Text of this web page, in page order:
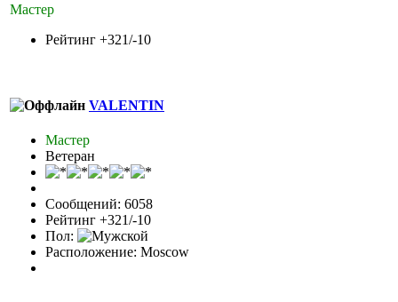
Мастер
Рейтинг +321/-10
VALENTIN
Мастер
Ветеран
Сообщений: 6058
Рейтинг +321/-10
Пол:
Расположение: Moscow